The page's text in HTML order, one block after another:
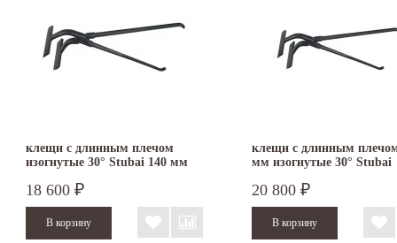
клещи с длинным плечом
изогнутые 30° Stubai 140 мм
18 600 ₽
клещи с длинным
мм изогнутые 30° Stubai
20 800 ₽